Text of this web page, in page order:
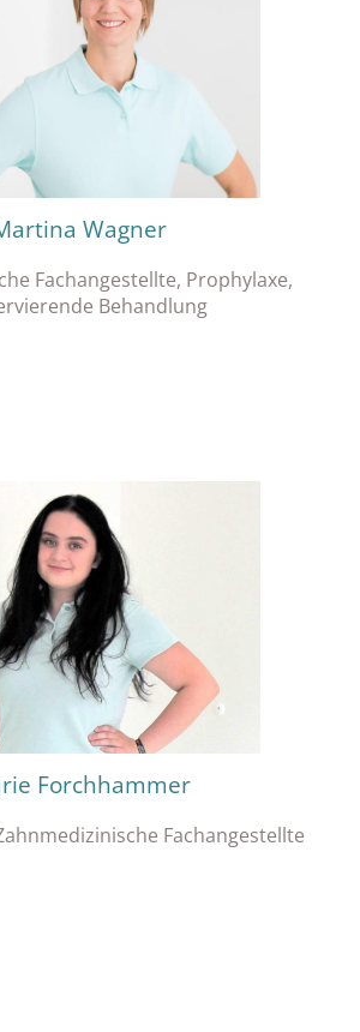
Wagner
Fachangestellte, Prophylaxe,
Behandlung
Forchhammer
Fachangestellte